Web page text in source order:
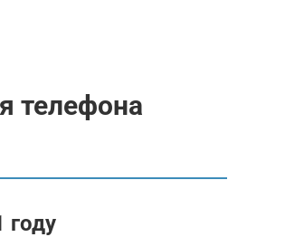
телефона
году